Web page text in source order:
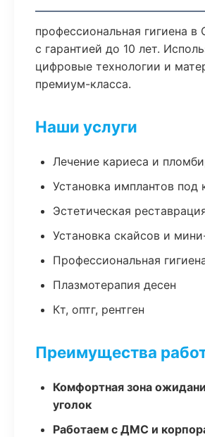
профессиональная гигиена
с гарантией до 10 лет.
цифровые технологии и
премиум-класса.
Наши услуги
Лечение кариеса и
Установка имплантов под
Эстетическая
Установка скайсов и
Профессиональная
Плазмотерапия десен
Кт, оптг, рентген
Преимущества
Комфортная зона
уголок
Работаем с ДМС и